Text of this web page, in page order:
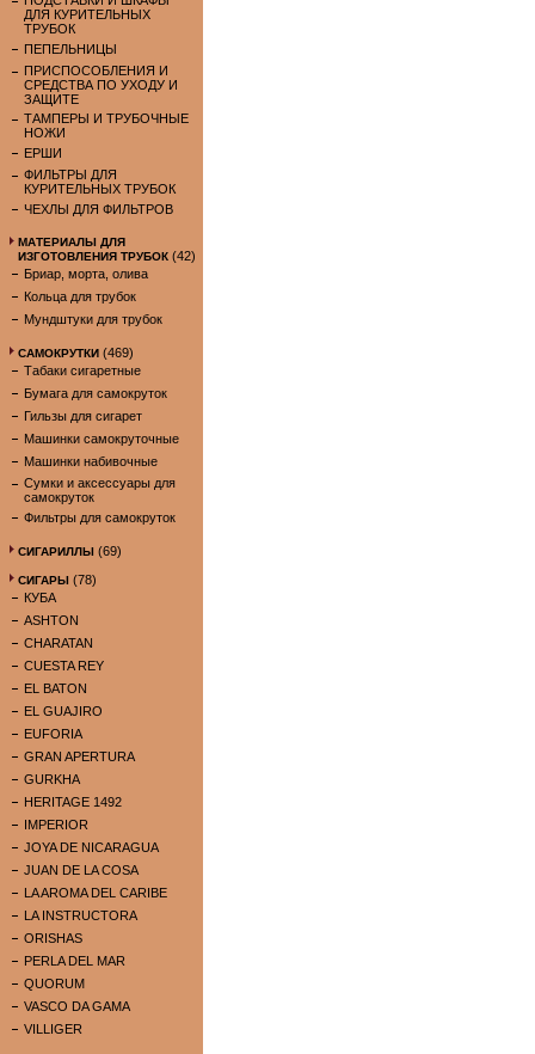
ДЛЯ КУРИТЕЛЬНЫХ
ТРУБОК
ПЕПЕЛЬНИЦЫ
ПРИСПОСОБЛЕНИЯ И
СРЕДСТВА ПО УХОДУ И
ЗАЩИТЕ
ТАМПЕРЫ И ТРУБОЧНЫЕ
НОЖИ
ЕРШИ
ФИЛЬТРЫ ДЛЯ
КУРИТЕЛЬНЫХ ТРУБОК
ЧЕХЛЫ ДЛЯ ФИЛЬТРОВ
МАТЕРИАЛЫ ДЛЯ
ИЗГОТОВЛЕНИЯ ТРУБОК (42)
Бриар, морта, олива
Кольца для трубок
Мундштуки для трубок
САМОКРУТКИ (469)
Табаки сигаретные
Бумага для самокруток
Гильзы для сигарет
Машинки самокруточные
Машинки набивочные
Сумки и аксессуары для
самокруток
Фильтры для самокруток
СИГАРИЛЛЫ (69)
СИГАРЫ (78)
КУБА
ASHTON
CHARATAN
CUESTA REY
EL BATON
EL GUAJIRO
EUFORIA
GRAN APERTURA
GURKHA
HERITAGE 1492
IMPERIOR
JOYA DE NICARAGUA
JUAN DE LA COSA
LA AROMA DEL CARIBE
LA INSTRUCTORA
ORISHAS
PERLA DEL MAR
QUORUM
VASCO DA GAMA
VILLIGER